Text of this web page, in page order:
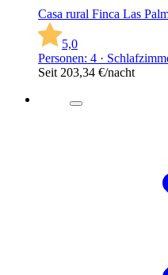
Casa rural Finca Las
5,0
Personen: 4 ·
Seit 203,34 €/nacht